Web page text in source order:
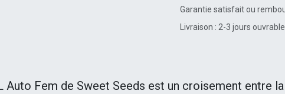
Garantie satisfait ou
Livraison : 2-3 jours
Auto Fem de Sweet Seeds est un croisement entre